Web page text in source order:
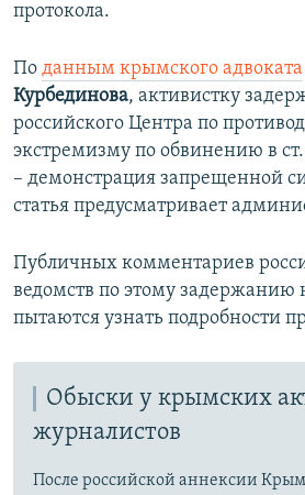
протокола.
По данным крымского адвоката
Курбединова, активистку
российского Центра по
экстремизму по обвинению в
– демонстрация запрещенной
статья предусматривает
Публичных комментариев
ведомств по этому задержанию
пытаются узнать подробности
Обыски у крымских
журналистов
После российской аннексии